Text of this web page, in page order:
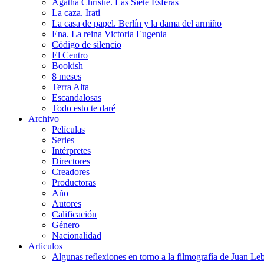
Agatha Christie. Las Siete Esferas
La caza. Irati
La casa de papel. Berlín y la dama del armiño
Ena. La reina Victoria Eugenia
Código de silencio
El Centro
Bookish
8 meses
Terra Alta
Escandalosas
Todo esto te daré
Archivo
Películas
Series
Intérpretes
Directores
Creadores
Productoras
Año
Autores
Calificación
Género
Nacionalidad
Articulos
Algunas reflexiones en torno a la filmografía de Juan